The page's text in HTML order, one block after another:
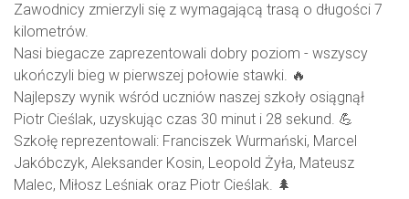
Zawodnicy zmierzyli się z wymagającą trasą o długości 7
kilometrów.
Nasi biegacze zaprezentowali dobry poziom - wszyscy
ukończyli bieg w pierwszej połowie stawki. 🔥
Najlepszy wynik wśród uczniów naszej szkoły osiągnął
Piotr Cieślak, uzyskując czas 30 minut i 28 sekund. 💪
Szkołę reprezentowali: Franciszek Wurmański, Marcel
Jakóbczyk, Aleksander Kosin, Leopold Żyła, Mateusz
Malec, Miłosz Leśniak oraz Piotr Cieślak. 🌲